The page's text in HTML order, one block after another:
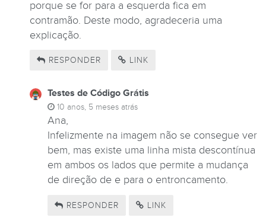
TESTES DE
porque se for para a esquerda fica em
contramão. Deste modo, agradeceria uma
explicação.
RESPONDER LINK
Testes de Código Grátis
10 anos, 5 meses atrás
Ana,
Infelizmente na imagem não se consegue ver
bem, mas existe uma linha mista descontínua
em ambos os lados que permite a mudança
de direção de e para o entroncamento.
RESPONDER LINK